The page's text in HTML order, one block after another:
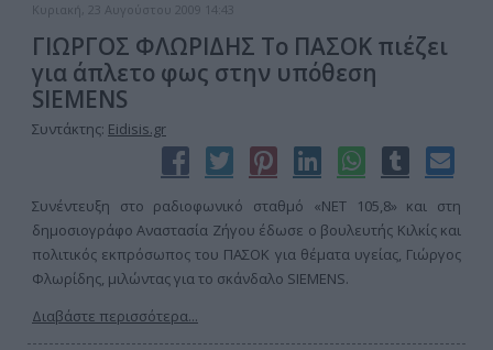
Κυριακή, 23 Αυγούστου 2009 14:43
ΓΙΩΡΓΟΣ ΦΛΩΡΙΔΗΣ Το ΠΑΣΟΚ πιέζει
για άπλετο φως στην υπόθεση
SIEMENS
Συντάκτης: Eidisis.gr
Συνέντευξη στο ραδιοφωνικό σταθμό «ΝΕΤ 105,8» και στη
δημοσιογράφο Αναστασία Ζήγου έδωσε ο βουλευτής Κιλκίς και
πολιτικός εκπρόσωπος του ΠΑΣΟΚ για θέματα υγείας, Γιώργος
Φλωρίδης, μιλώντας για το σκάνδαλο SIEMENS.
Διαβάστε περισσότερα...